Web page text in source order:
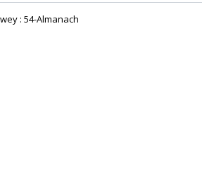
: 54-Almanach‎